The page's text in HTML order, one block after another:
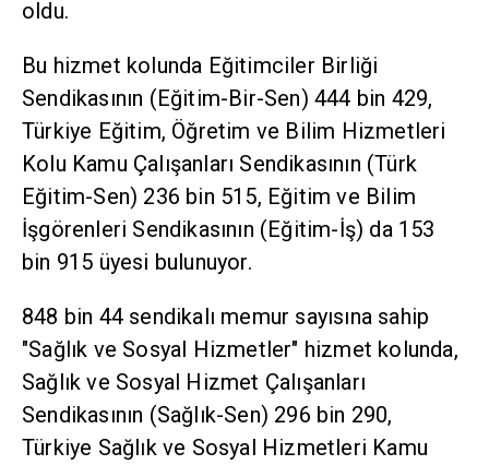
oldu.
Bu hizmet kolunda Eğitimciler Birliği
Sendikasının (Eğitim-Bir-Sen) 444 bin 429,
Türkiye Eğitim, Öğretim ve Bilim Hizmetleri
Kolu Kamu Çalışanları Sendikasının (Türk
Eğitim-Sen) 236 bin 515, Eğitim ve Bilim
İşgörenleri Sendikasının (Eğitim-İş) da 153
bin 915 üyesi bulunuyor.
848 bin 44 sendikalı memur sayısına sahip
"Sağlık ve Sosyal Hizmetler" hizmet kolunda,
Sağlık ve Sosyal Hizmet Çalışanları
Sendikasının (Sağlık-Sen) 296 bin 290,
Türkiye Sağlık ve Sosyal Hizmetleri Kamu